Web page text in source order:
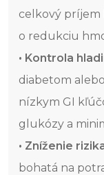
celkový príjem
o redukciu
• Kontrola
diabetom
nízkym GI
glukózy a
• Zníženie
bohatá na